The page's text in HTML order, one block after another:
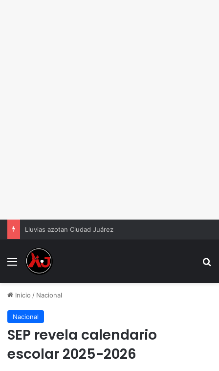
Lluvias azotan Ciudad Juárez
Menu
Inicio / Nacional
Nacional
SEP revela calendario
escolar 2025-2026